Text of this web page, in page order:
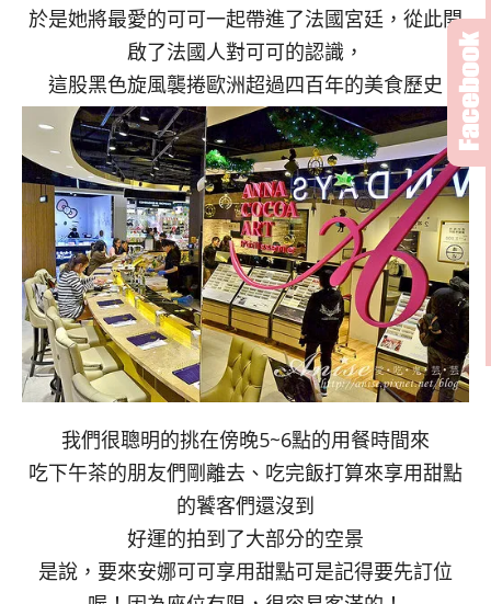
於是她將最愛的可可一起帶進了法國宮廷，從此開
啟了法國人對可可的認識，
這股黑色旋風襲捲歐洲超過四百年的美食歷史
我們很聰明的挑在傍晚5~6點的用餐時間來
吃下午茶的朋友們剛離去、吃完飯打算來享用甜點
的饕客們還沒到
好運的拍到了大部分的空景
是說，要來安娜可可享用甜點可是記得要先訂位